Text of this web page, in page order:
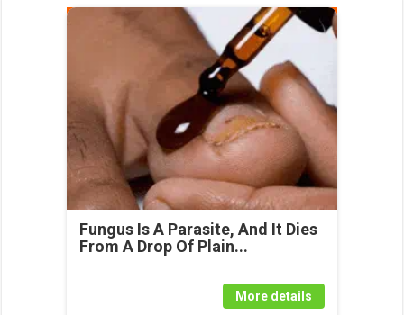
Fungus Is A Parasite, And It Dies
From A Drop Of Plain...
More details